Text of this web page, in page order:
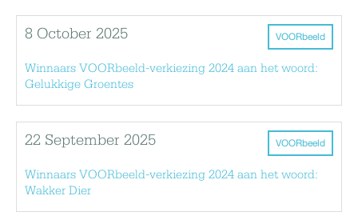
VOORbeeld
8 October 2025
Winnaars VOORbeeld-verkiezing 2024 aan het woord:
Gelukkige Groentes
VOORbeeld
22 September 2025
Winnaars VOORbeeld-verkiezing 2024 aan het woord:
Wakker Dier